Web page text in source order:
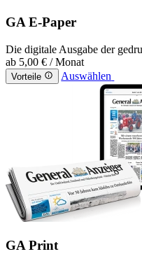
GA E-Paper
Die digitale Ausgabe der
ab 5,00 € / Monat
Vorteile Auswählen
GA Print